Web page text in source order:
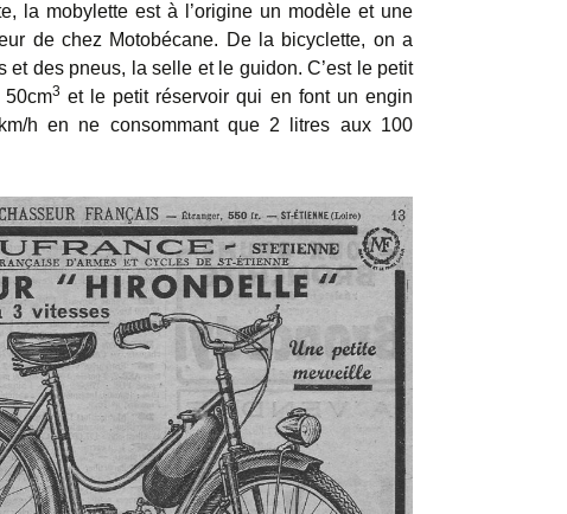
la mobylette est à l’origine un modèle et une
de chez Motobécane. De la bicyclette, on a
des pneus, la selle et le guidon. C’est le petit
50cm3 et le petit réservoir qui en font un engin
h en ne consommant que 2 litres aux 100